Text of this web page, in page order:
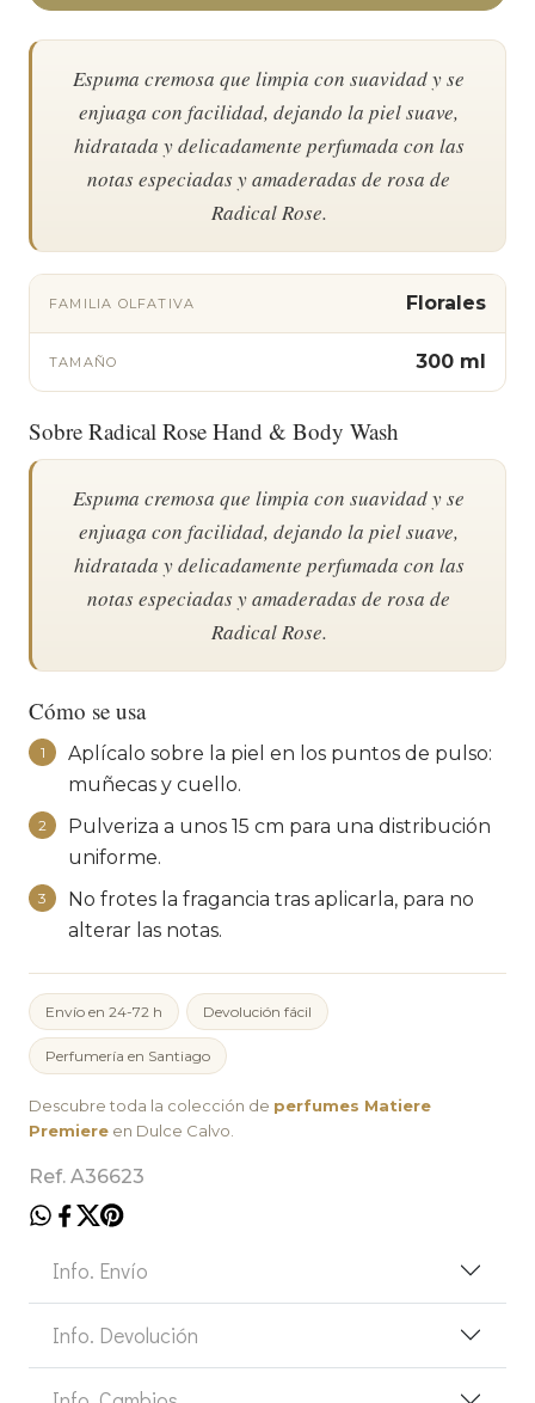
Espuma cremosa que limpia con suavidad y se
enjuaga con facilidad, dejando la piel suave,
hidratada y delicadamente perfumada con las
notas especiadas y amaderadas de rosa de
Radical Rose.
FAMILIA OLFATIVA Florales
TAMAÑO 300 ml
Sobre Radical Rose Hand & Body Wash
Espuma cremosa que limpia con suavidad y se
enjuaga con facilidad, dejando la piel suave,
hidratada y delicadamente perfumada con las
notas especiadas y amaderadas de rosa de
Radical Rose.
Cómo se usa
1
Aplícalo sobre la piel en los puntos de pulso:
muñecas y cuello.
2
Pulveriza a unos 15 cm para una distribución
uniforme.
3
No frotes la fragancia tras aplicarla, para no
alterar las notas.
Envío en 24-72 h Devolución fácil
Perfumería en Santiago
Descubre toda la colección de perfumes Matiere
Premiere en Dulce Calvo.
Ref. A36623
Info. Envío
Info. Devolución